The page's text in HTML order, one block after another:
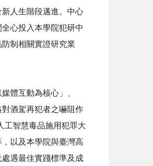
人生階段邁進。中心
心投入本學院犯研中
制相關實證研究業
體互動為核心」、
酒駕再犯者之嚇阻作
工智慧毒品施用犯罪大
以及本學院與臺灣高
遇最佳實踐標準及成